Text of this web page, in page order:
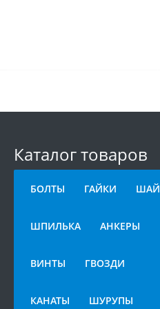
Каталог товаров
БОЛТЫ ГАЙКИ
ШПИЛЬКА АНКЕРЫ
ВИНТЫ ГВОЗДИ
КАНАТЫ ШУРУПЫ